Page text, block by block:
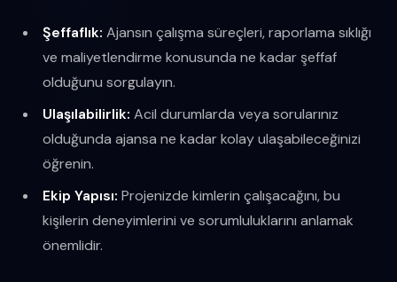
Şeffaflık: Ajansın çalışma süreçleri, raporlama sıklığı
ve maliyetlendirme konusunda ne kadar şeffaf
olduğunu sorgulayın.
Ulaşılabilirlik: Acil durumlarda veya sorularınız
olduğunda ajansa ne kadar kolay ulaşabileceğinizi
öğrenin.
Ekip Yapısı: Projenizde kimlerin çalışacağını, bu
kişilerin deneyimlerini ve sorumluluklarını anlamak
önemlidir.